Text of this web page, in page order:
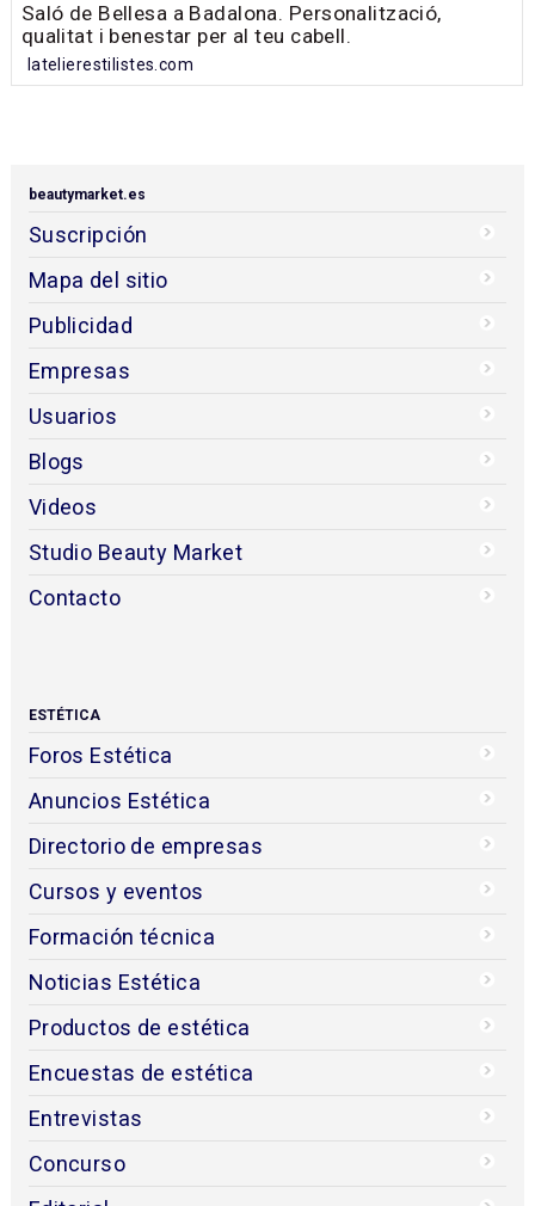
Saló de Bellesa a Badalona. Personalització,
qualitat i benestar per al teu cabell.
latelierestilistes.com
beautymarket.es
Suscripción
Mapa del sitio
Publicidad
Empresas
Usuarios
Blogs
Videos
Studio Beauty Market
Contacto
ESTÉTICA
Foros Estética
Anuncios Estética
Directorio de empresas
Cursos y eventos
Formación técnica
Noticias Estética
Productos de estética
Encuestas de estética
Entrevistas
Concurso